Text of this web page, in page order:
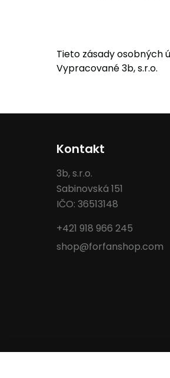
Tieto zásady osobných
Vypracované 3b, s.r.o.
Kontakt
3b, s.r.o.
Sabinovská 151
IČO: 36513148
+421 918 966 245
shop@forfanshop.com